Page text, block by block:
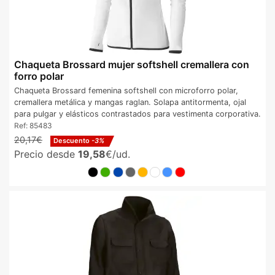
Chaqueta Brossard mujer softshell cremallera con
forro polar
Chaqueta Brossard femenina softshell con microforro polar,
cremallera metálica y mangas raglan. Solapa antitormenta, ojal
para pulgar y elásticos contrastados para vestimenta corporativa.
Ref: 85483
20,17€ Descuento -3%
Precio desde 19,58€/ud.